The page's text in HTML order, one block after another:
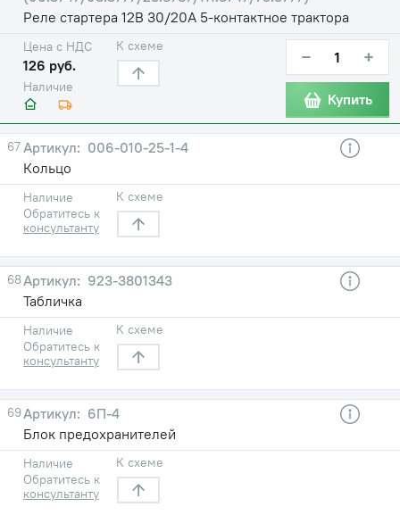
Реле стартера 12В 30/20А 5-контактное трактора
Наличие
Цена с НДС
126 руб.
К схеме − +
Купить
67
006-010-25-1-4
Кольцо
Наличие
Обратитесь к
консультанту
К схеме
68
923-3801343
Табличка
Наличие
Обратитесь к
консультанту
К схеме
69
6П-4
Блок предохранителей
Наличие
Обратитесь к
консультанту
К схеме